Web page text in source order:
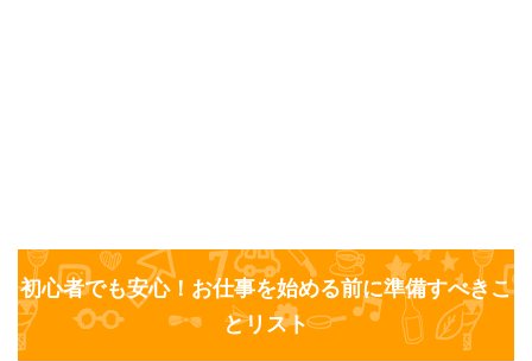
初心者でも安心！お仕事を始める前に準備すべきこ
とリスト